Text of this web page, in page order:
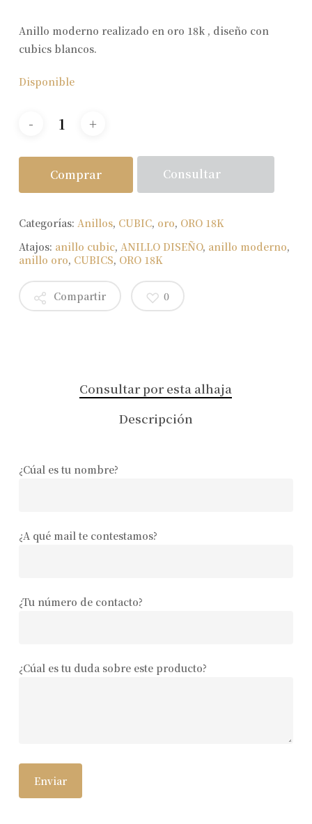
Anillo moderno realizado en oro 18k , diseño con
cubics blancos.
Disponible
Comprar Consultar
Categorías: Anillos, CUBIC, oro, ORO 18K
Atajos: anillo cubic, ANILLO DISEÑO, anillo moderno,
anillo oro, CUBICS, ORO 18K
Compartir 0
Consultar por esta alhaja
Descripción
¿Cúal es tu nombre?
¿A qué mail te contestamos?
¿Tu número de contacto?
¿Cúal es tu duda sobre este producto?